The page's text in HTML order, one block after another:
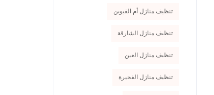
تنظيف منازل أم القيوين
تنظيف منازل الشارقة
تنظيف منازل العين
تنظيف منازل الفجيرة